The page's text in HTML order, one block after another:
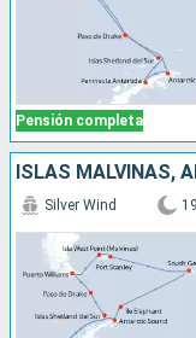
Pensión completa
ISLAS MALVINAS,
Silver Wind